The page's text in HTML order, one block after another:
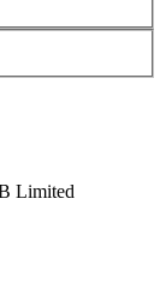
Limited